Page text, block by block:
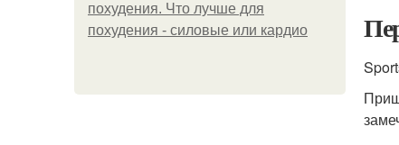
похудения. Что лучше для
похудения - силовые или кардио